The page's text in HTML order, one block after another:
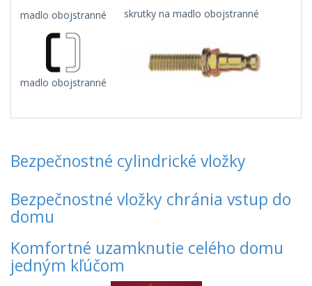
madlo obojstranné
madlo obojstranné
skrutky na madlo obojstranné
Bezpečnostné cylindrické vložky
Bezpečnostné vložky chránia vstup do
domu
Komfortné uzamknutie celého domu
jedným kľúčom